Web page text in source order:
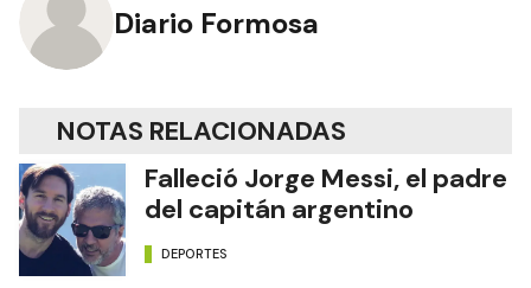
Diario Formosa
NOTAS RELACIONADAS
Falleció Jorge Messi, el padre
del capitán argentino
DEPORTES